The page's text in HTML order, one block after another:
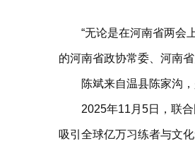
“无论是在河南省两会
的河南省政协常委、河南
陈斌来自温县陈家沟
2025年11月5日，联
吸引全球亿万习练者与文